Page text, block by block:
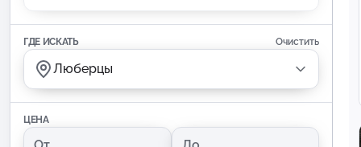
ГДЕ ИСКАТЬ Очистить
Люберцы
ЦЕНА